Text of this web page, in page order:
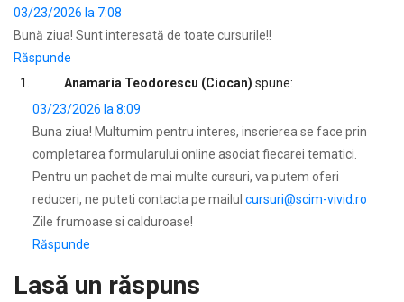
03/23/2026 la 7:08
Bună ziua! Sunt interesată de toate cursurile!!
Răspunde
Anamaria Teodorescu (Ciocan) spune:
03/23/2026 la 8:09
Buna ziua! Multumim pentru interes, inscrierea se face prin
completarea formularului online asociat fiecarei tematici.
Pentru un pachet de mai multe cursuri, va putem oferi
reduceri, ne puteti contacta pe mailul cursuri@scim-vivid.ro
Zile frumoase si calduroase!
Răspunde
Lasă un răspuns